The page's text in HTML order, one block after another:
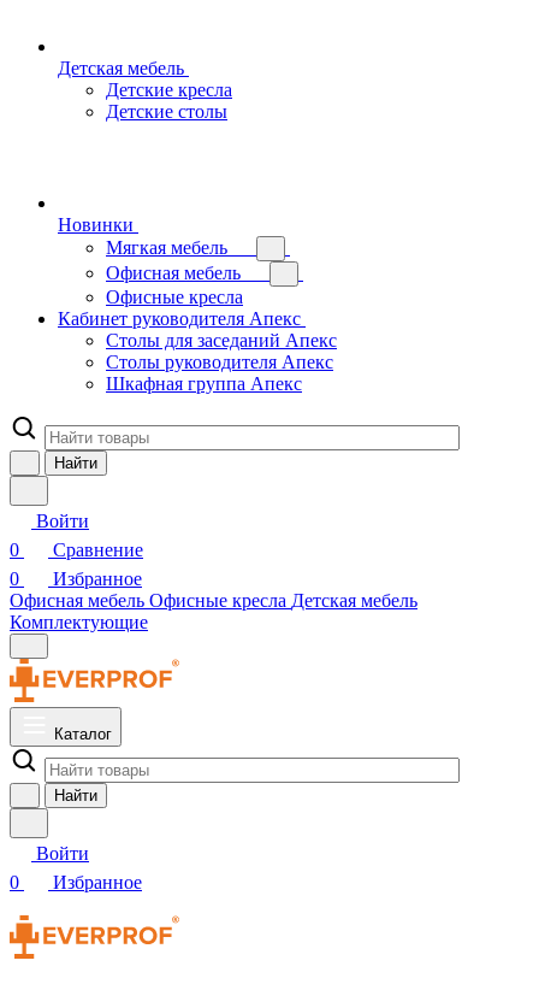
Детская мебель
Детские кресла
Детские столы
Новинки
Мягкая мебель
Офисная мебель
Офисные кресла
Кабинет руководителя Апекс
Столы для заседаний Апекс
Столы руководителя Апекс
Шкафная группа Апекс
Найти
Войти
0
Сравнение
0
Избранное
Офисная мебель Офисные кресла Детская мебель
Комплектующие
Каталог
Найти
Войти
0
Избранное